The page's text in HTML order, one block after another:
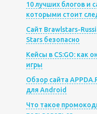
10 лучших блогов и
которыми стоит
Сайт Brawlstars-
Stars безопасно
Кейсы в CS:GO: как
игры
Обзор сайта
для Android
Что такое